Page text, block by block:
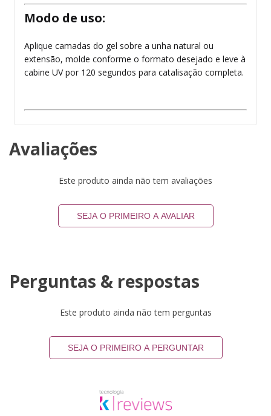
Modo de uso:
Aplique camadas do gel sobre a unha natural ou
extensão, molde conforme o formato desejado e leve à
cabine UV por 120 segundos para catalisação completa.
Avaliações
Este produto ainda não tem avaliações
SEJA O PRIMEIRO A AVALIAR
Perguntas & respostas
Este produto ainda não tem perguntas
SEJA O PRIMEIRO A PERGUNTAR